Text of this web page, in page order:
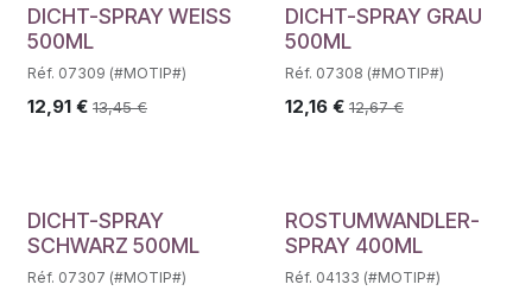
DICHT-SPRAY WEISS
500ML
Réf. 07309 (#MOTIP#)
12,91 € 13,45€
DICHT-SPRAY GRAU
500ML
Réf. 07308 (#MOTIP#)
12,16€ 12,67€
DICHT-SPRAY
SCHWARZ 500ML
Réf. 07307 (#MOTIP#)
ROSTUMWANDLER-
SPRAY 400ML
Réf. 04133 (#MOTIP#)